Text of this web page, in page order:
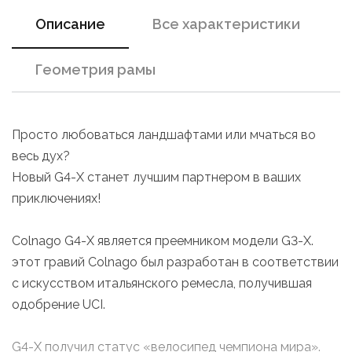
Описание Все характеристики
Геометрия рамы
Просто любоваться ландшафтами или мчаться во
весь дух?
Новый G4-X станет лучшим партнером в ваших
приключениях!
Colnago G4-X является преемником модели G3-X.
этот гравий Colnago был разработан в соответствии
с искусством итальянского ремесла, получившая
одобрение UCI.
G4-X получил статус «велосипед чемпиона мира».